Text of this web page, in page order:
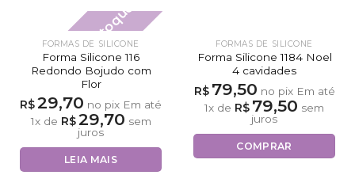
Fora de estoque
FORMAS DE SILICONE
Forma Silicone 116
Redondo Bojudo com
Flor
R$29,70 no pix Em até
1x de R$29,70 sem
juros
LEIA MAIS
FORMAS DE SILICONE
Forma Silicone 1184 Noel
4 cavidades
R$ 79,50 no pix Em até
1x de R$ 79,50 sem
juros
COMPRAR